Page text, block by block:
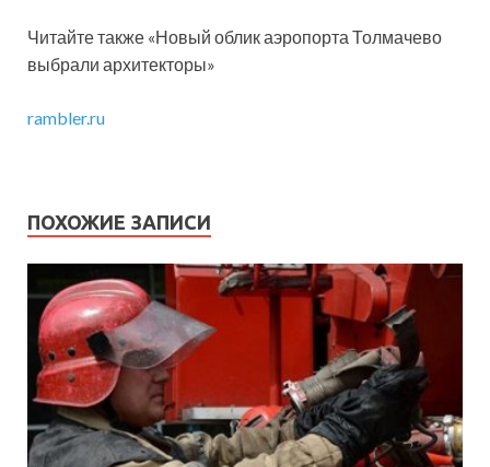
Читайте также «Новый облик аэропорта Толмачево
выбрали архитекторы»
rambler.ru
ПОХОЖИЕ ЗАПИСИ